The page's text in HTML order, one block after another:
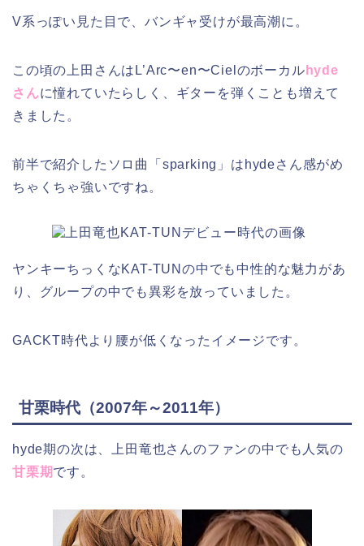
V系っぽい見た目で、バンギャ受けが最高潮に。
この頃の上田さんはL’Arc〜en〜Cielのボーカル hyde
さんに憧れていたらしく、ギターを弾くことも増えて
きました。
前半で紹介したソロ曲「sparking」はhydeさん感がめ
ちゃくちゃ強いですね。
ヤンキーちっくなKAT-TUNの中でも中性的な魅力があ
り、グループの中でも異彩を放っていました。
GACKT時代より腰が低くなったイメージです。
甘栗時代（2007年～2011年）
hyde期の次は、上田竜也さんのファンの中でも人気の
甘栗期です。